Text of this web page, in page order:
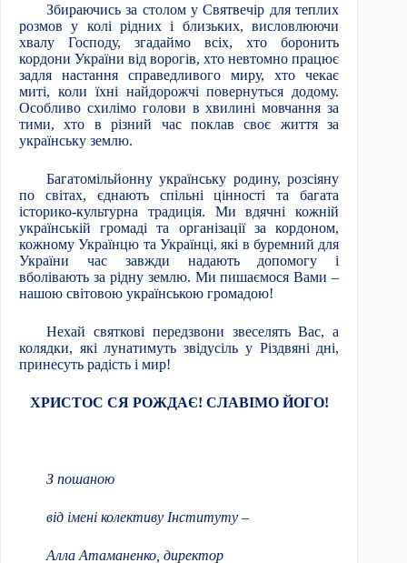
Збираючись за столом у Святвечір для теплих
розмов у колі рідних і близьких, висловлюючи
хвалу Господу, згадаймо всіх, хто боронить
кордони України від ворогів, хто невтомно працює
задля настання справедливого миру, хто чекає
миті, коли їхні найдорожчі повернуться додому.
Особливо схилімо голови в хвилині мовчання за
тими, хто в різний час поклав своє життя за
українську землю.
Багатомільйонну українську родину, розсіяну
по світах, єднають спільні цінності та багата
історико-культурна традиція. Ми вдячні кожній
українській громаді та організації за кордоном,
кожному Українцю та Українці, які в буремний для
України час завжди надають допомогу і
вболівають за рідну землю. Ми пишаємося Вами –
нашою світовою українською громадою!
Нехай святкові передзвони звеселять Вас, а
колядки, які лунатимуть звідусіль у Різдвяні дні,
принесуть радість і мир!
ХРИСТОС СЯ РОЖДАЄ! СЛАВІМО ЙОГО!
З пошаною
від імені колективу Інституту –
Алла Атаманенко, директор